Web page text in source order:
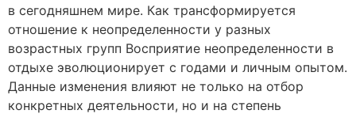
в сегодняшнем мире. Как трансформируется
отношение к неопределенности у разных
возрастных групп Восприятие неопределенности в
отдыхе эволюционирует с годами и личным опытом.
Данные изменения влияют не только на отбор
конкретных деятельности, но и на степень